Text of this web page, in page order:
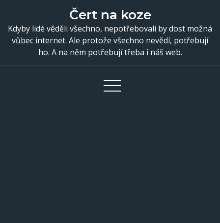
content
Čert na koze
Kdyby lidé věděli všechno, nepotřebovali by dost možná
vůbec internet. Ale protože všechno nevědí, potřebují
ho. A na něm potřebují třeba i náš web.